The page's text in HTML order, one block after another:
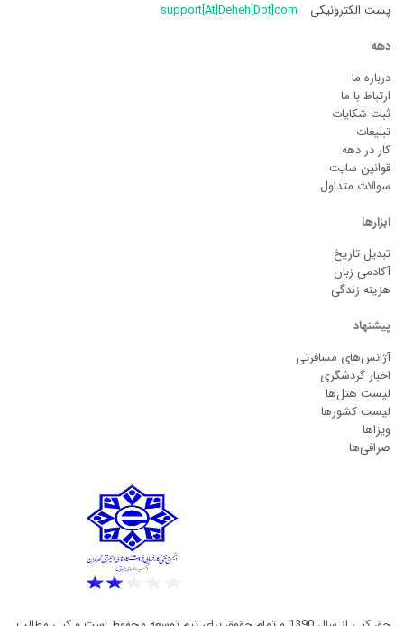
پست الکترونیکی
support[At]Deheh[Dot]com
دهه
درباره ما
ارتباط با ما
ثبت شکایات
تبلیغات
کار در دهه
قوانین سایت
سوالات متداول
ابزارها
تبدیل تاریخ
آکادمی زبان
هزینه زندگی
پیشنهاد
آژانس‌های مسافرتی
اخبار گردشگری
لیست هتل‌ها
لیست کشورها
ویزاها
صرافی‌ها